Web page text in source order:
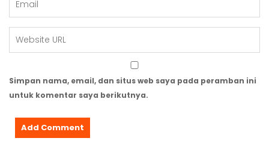
Simpan nama, email, dan situs web saya pada peramban ini
untuk komentar saya berikutnya.